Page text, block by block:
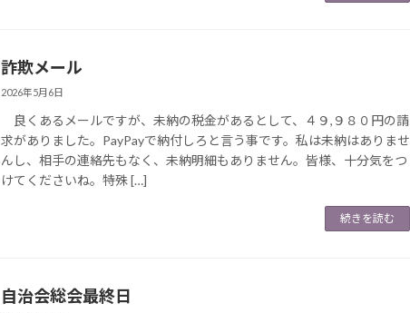
詐欺メール
2026年5月6日
良くあるメールですが、未納の税金があるとして、４９,９８０円の請
求がありました。PayPayで納付しろと言う事です。私は未納はありませ
んし、相手の連絡先もなく、未納明細もありません。皆様、十分気をつ
けてくださいね。特殊 […]
続きを読む
自治会総会最終日